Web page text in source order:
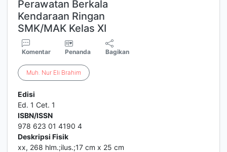
Perawatan Berkala
Kendaraan Ringan
SMK/MAK Kelas XI
Komentar Penanda Bagikan
Muh. Nur Eli Brahim
Edisi
Ed. 1 Cet. 1
ISBN/ISSN
978 623 01 4190 4
Deskripsi Fisik
xx, 268 hlm.;ilus.;17 cm x 25 cm